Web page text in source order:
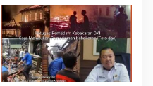
Pengembalian Kerugian
Keuangan Negara Tidak
Menghapuskan Hukuman Pidana
Bagi Pelaku